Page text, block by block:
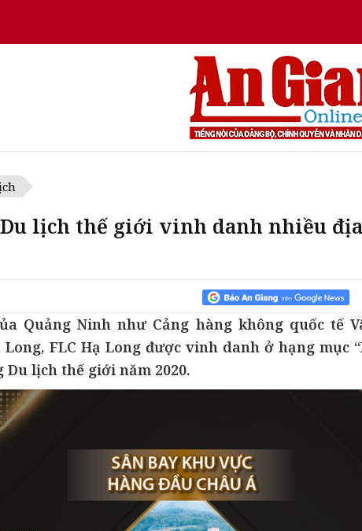
lịch thế giới vinh danh nhiều
Quảng Ninh như Cảng hàng không quốc tế
FLC Hạ Long được vinh danh ở hạng mục
lịch thế giới năm 2020.